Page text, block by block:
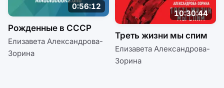
0:56:12
Рожденные в СССР
Елизавета Александрова-
Зорина
10:30:44
Треть жизни мы спим
Елизавета Александрова-
Зорина